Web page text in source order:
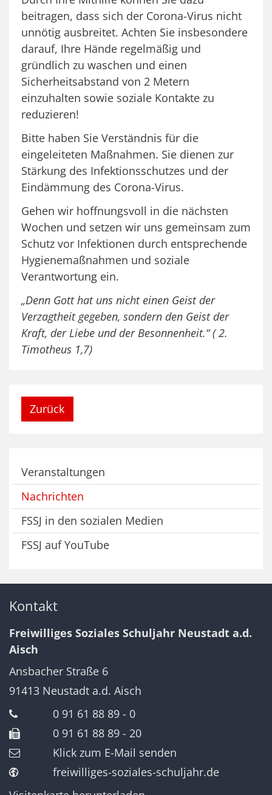
beitragen, dass sich der Corona-Virus nicht
unnötig ausbreitet. Achten Sie insbesondere
darauf, Ihre Hände regelmäßig und
gründlich zu waschen und einen
Sicherheitsabstand von 2 Metern
einzuhalten sowie soziale Kontakte zu
reduzieren!
Bitte haben Sie Verständnis für die
eingeleiteten Maßnahmen. Sie dienen zur
Stärkung des Infektionsschutzes und der
Eindämmung des Corona-Virus.
Gehen wir hoffnungsvoll in die nächsten
Wochen und setzen wir uns gemeinsam zum
Schutz vor Infektionen durch entsprechende
Hygienemaßnahmen und soziale
Verantwortung ein.
„Denn Gott hat uns nicht einen Geist der
Verzagtheit gegeben, sondern den Geist der
Kraft, der Liebe und der Besonnenheit.“ ( 2.
Timotheus 1,7)
Zurück
Veranstaltungen
Nachrichten
FSSJ in den sozialen Medien
FSSJ auf YouTube
Kontakt
Freiwilliges Soziales Schuljahr Neustadt a.d.
Aisch
Ansbacher Straße 6
91413 Neustadt a.d. Aisch
0 91 61 88 89 - 0
0 91 61 88 89 - 20
Klick zum E-Mail senden
freiwilliges-soziales-schuljahr.de